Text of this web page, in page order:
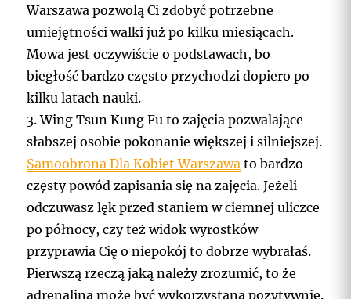
Warszawa pozwolą Ci zdobyć potrzebne
umiejętności walki już po kilku miesiącach.
Mowa jest oczywiście o podstawach, bo
biegłość bardzo często przychodzi dopiero po
kilku latach nauki.
3. Wing Tsun Kung Fu to zajęcia pozwalające
słabszej osobie pokonanie większej i silniejszej.
Samoobrona Dla Kobiet Warszawa to bardzo
częsty powód zapisania się na zajęcia. Jeżeli
odczuwasz lęk przed staniem w ciemnej uliczce
po północy, czy też widok wyrostków
przyprawia Cię o niepokój to dobrze wybrałaś.
Pierwszą rzeczą jaką należy zrozumić, to że
adrenalina może być wykorzystana pozytywnie.